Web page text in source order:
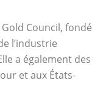
Council, fondé
l’industrie
a également des
et aux États-